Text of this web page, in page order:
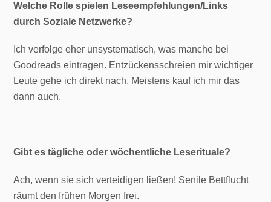
Welche Rolle spielen Leseempfehlungen/Links
durch Soziale Netzwerke?
Ich verfolge eher unsystematisch, was manche bei
Goodreads eintragen. Entzückensschreien mir wichtiger
Leute gehe ich direkt nach. Meistens kauf ich mir das
dann auch.
Gibt es tägliche oder wöchentliche Leserituale?
Ach, wenn sie sich verteidigen ließen! Senile Bettflucht
räumt den frühen Morgen frei.